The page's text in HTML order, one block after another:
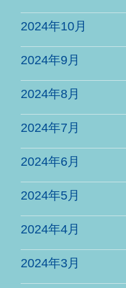
2024年10月
2024年9月
2024年8月
2024年7月
2024年6月
2024年5月
2024年4月
2024年3月